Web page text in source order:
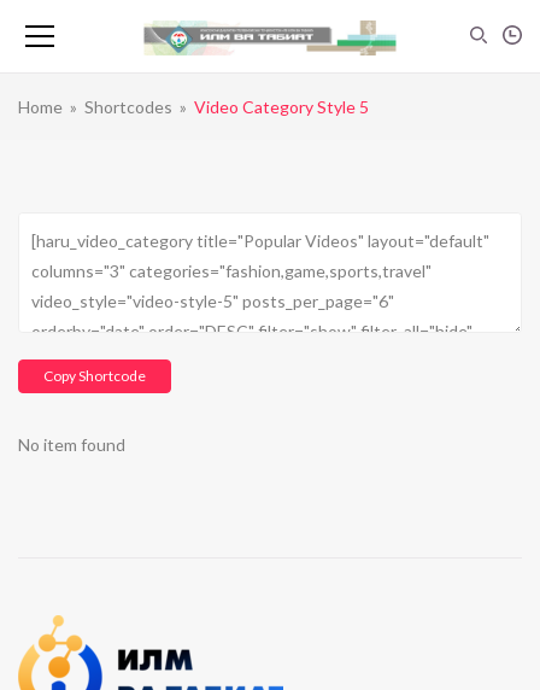
Home » Shortcodes » Video Category Style 5
Copy Shortcode
No item found